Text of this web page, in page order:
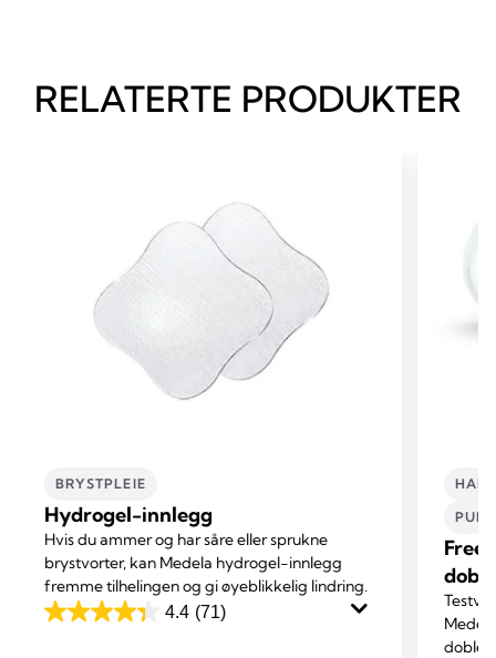
RELATERTE PRODUKTER
BRYSTPLEIE
Hydrogel-innlegg
Hvis du ammer og har såre eller sprukne
brystvorter, kan Medela hydrogel-innlegg
fremme tilhelingen og gi øyeblikkelig lindring.
4.4 (71)
4.4
doble